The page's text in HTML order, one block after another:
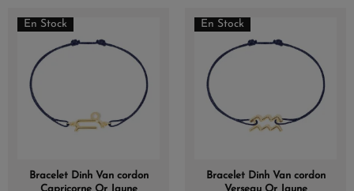
En Stock
Bracelet Dinh Van cordon
En Stock
Bracelet Dinh Van cordon